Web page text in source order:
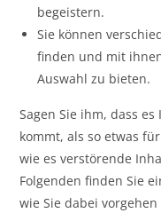
begeistern.
Sie können
finden und mit
Auswahl zu bieten.
Sagen Sie ihm, dass
kommt, als so etwas
wie es verstörende
Folgenden finden Sie
wie Sie dabei